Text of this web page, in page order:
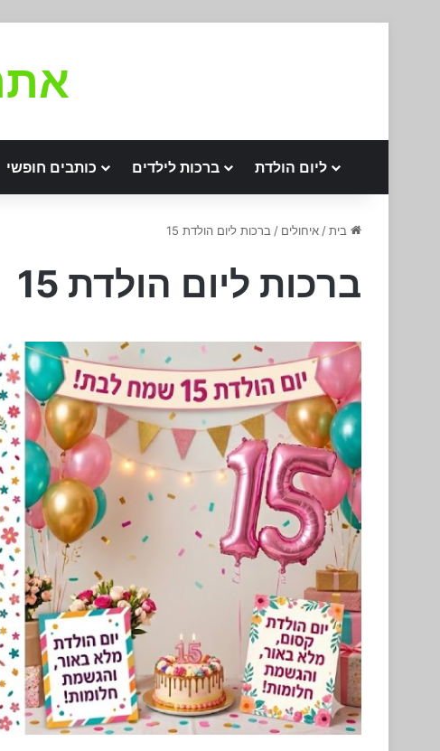
ליום הולדת ברכות לילדים כותבים חופשי
בית/ איחולים / ברכות ליום הולדת 15
ברכות ליום הולדת 15